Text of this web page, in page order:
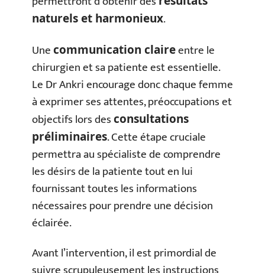
naturels et harmonieux.
Unecommunication claireentre le
chirurgien et sa patiente est essentielle.
Le Dr Ankri encourage donc chaque femme
à exprimer ses attentes, préoccupations et
objectifs lors desconsultations
préliminaires. Cette étape cruciale
permettra au spécialiste de comprendre
les désirs de la patiente tout en lui
fournissant toutes les informations
nécessaires pour prendre une décision
éclairée.
Avant l’intervention, il est primordial de